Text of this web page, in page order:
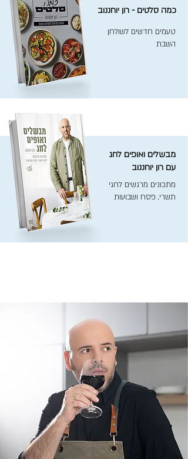
כמה סלטים - רון יוחננוב
טעמים חדשים לשולחן
השבת
מבשלים ואופים לחג
עם רון יוחננוב
מתכונים מרגשים לחגי
תשרי, פסח ושבועות